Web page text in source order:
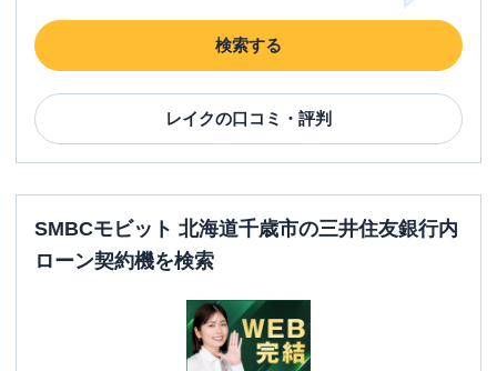
検索する
レイクの口コミ・評判
SMBCモビット 北海道千歳市の三井住友銀行内
ローン契約機を検索